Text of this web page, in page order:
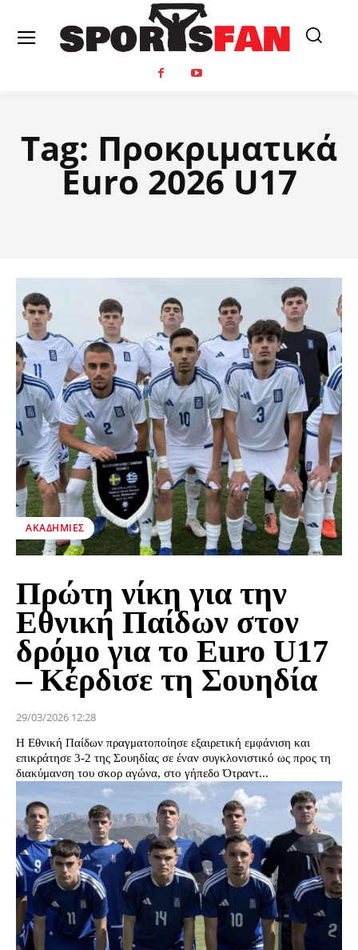
Tag: Προκριματικά
Euro 2026 U17
ΑΚΑΔΗΜΊΕΣ
Πρώτη νίκη για την
Εθνική Παίδων στον
δρόμο για το Euro U17
– Κέρδισε τη Σουηδία
29/03/2026 12:28
Η Εθνική Παίδων πραγματοποίησε εξαιρετική εμφάνιση και
επικράτησε 3-2 της Σουηδίας σε έναν συγκλονιστικό ως προς τη
διακύμανση του σκορ αγώνα, στο γήπεδο Ότραντ...